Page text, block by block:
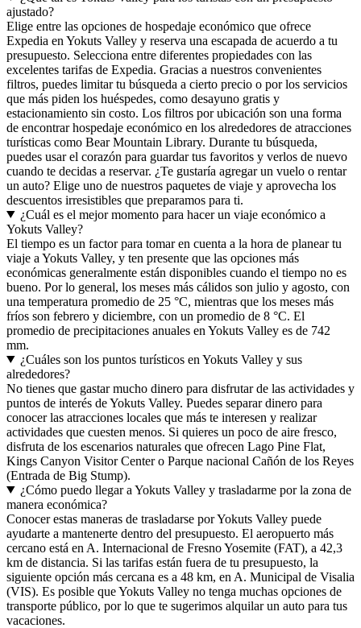
ajustado?
Elige entre las opciones de hospedaje económico que ofrece
Expedia en Yokuts Valley y reserva una escapada de acuerdo a tu
presupuesto. Selecciona entre diferentes propiedades con las
excelentes tarifas de Expedia. Gracias a nuestros convenientes
filtros, puedes limitar tu búsqueda a cierto precio o por los servicios
que más piden los huéspedes, como desayuno gratis y
estacionamiento sin costo. Los filtros por ubicación son una forma
de encontrar hospedaje económico en los alrededores de atracciones
turísticas como Bear Mountain Library. Durante tu búsqueda,
puedes usar el corazón para guardar tus favoritos y verlos de nuevo
cuando te decidas a reservar. ¿Te gustaría agregar un vuelo o rentar
un auto? Elige uno de nuestros paquetes de viaje y aprovecha los
descuentos irresistibles que preparamos para ti.
¿Cuál es el mejor momento para hacer un viaje económico a
Yokuts Valley?
El tiempo es un factor para tomar en cuenta a la hora de planear tu
viaje a Yokuts Valley, y ten presente que las opciones más
económicas generalmente están disponibles cuando el tiempo no es
bueno. Por lo general, los meses más cálidos son julio y agosto, con
una temperatura promedio de 25 °C, mientras que los meses más
fríos son febrero y diciembre, con un promedio de 8 °C. El
promedio de precipitaciones anuales en Yokuts Valley es de 742
mm.
¿Cuáles son los puntos turísticos en Yokuts Valley y sus
alrededores?
No tienes que gastar mucho dinero para disfrutar de las actividades y
puntos de interés de Yokuts Valley. Puedes separar dinero para
conocer las atracciones locales que más te interesen y realizar
actividades que cuesten menos. Si quieres un poco de aire fresco,
disfruta de los escenarios naturales que ofrecen Lago Pine Flat,
Kings Canyon Visitor Center o Parque nacional Cañón de los Reyes
(Entrada de Big Stump).
¿Cómo puedo llegar a Yokuts Valley y trasladarme por la zona de
manera económica?
Conocer estas maneras de trasladarse por Yokuts Valley puede
ayudarte a mantenerte dentro del presupuesto. El aeropuerto más
cercano está en A. Internacional de Fresno Yosemite (FAT), a 42,3
km de distancia. Si las tarifas están fuera de tu presupuesto, la
siguiente opción más cercana es a 48 km, en A. Municipal de Visalia
(VIS). Es posible que Yokuts Valley no tenga muchas opciones de
transporte público, por lo que te sugerimos alquilar un auto para tus
vacaciones.